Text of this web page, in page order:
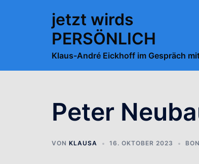
jetzt wirds
PERSÖNLICH
Klaus-André Eickhoff im Gespräch
Peter
VON KLAUSA 16. OKTOBER 2023